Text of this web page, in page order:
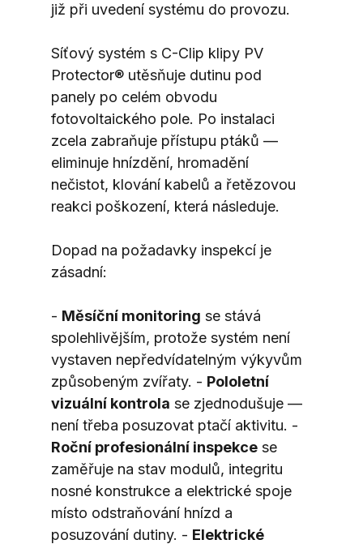
již při uvedení systému do provozu.
Síťový systém s C-Clip klipy PV
Protector® utěsňuje dutinu pod
panely po celém obvodu
fotovoltaického pole. Po instalaci
zcela zabraňuje přístupu ptáků —
eliminuje hnízdění, hromadění
nečistot, klování kabelů a řetězovou
reakci poškození, která následuje.
Dopad na požadavky inspekcí je
zásadní:
- Měsíční monitoring se stává
spolehlivějším, protože systém není
vystaven nepředvídatelným výkyvům
způsobeným zvířaty. - Pololetní
vizuální kontrola se zjednodušuje —
není třeba posuzovat ptačí aktivitu. -
Roční profesionální inspekce se
zaměřuje na stav modulů, integritu
nosné konstrukce a elektrické spoje
místo odstraňování hnízd a
posuzování dutiny. - Elektrické